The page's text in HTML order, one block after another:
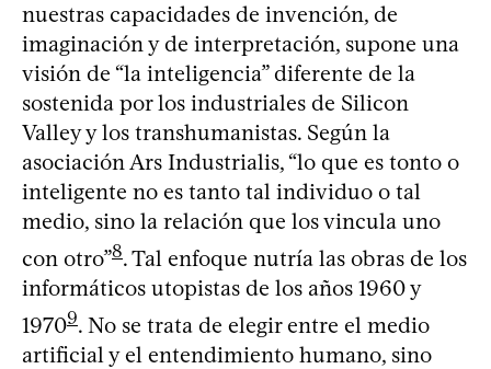
nuestras capacidades de invención, de
imaginación y de interpretación, supone una
visión de “la inteligencia” diferente de la
sostenida por los industriales de Silicon
Valley y los transhumanistas. Según la
asociación Ars Industrialis, “lo que es tonto o
inteligente no es tanto tal individuo o tal
medio, sino la relación que los vincula uno
con otro”8. Tal enfoque nutría las obras de los
informáticos utopistas de los años 1960 y
19709. No se trata de elegir entre el medio
artificial y el entendimiento humano, sino